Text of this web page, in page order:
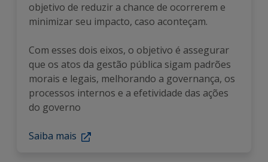
objetivo de reduzir a chance de ocorrerem e
minimizar seu impacto, caso aconteçam.
Com esses dois eixos, o objetivo é assegurar
que os atos da gestão pública sigam padrões
morais e legais, melhorando a governança, os
processos internos e a efetividade das ações
do governo
Saiba mais